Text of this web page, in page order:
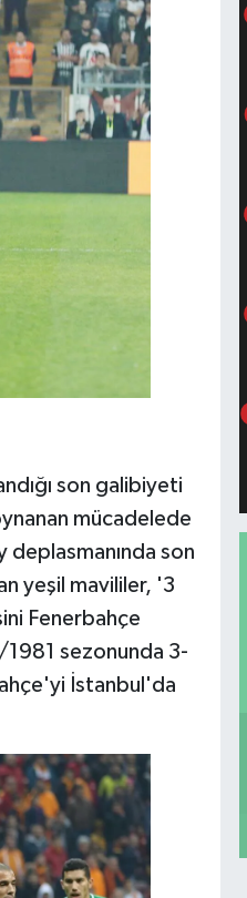
son galibiyeti
mücadelede
deplasmanında son
yeşil mavililer, '3
Fenerbahçe
1981 sezonunda 3-
İstanbul'da